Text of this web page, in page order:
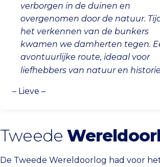
verborgen in de duinen en
overgenomen door de natuur.
het verkennen van de bunkers
kwamen we damherten tegen.
avontuurlijke route, ideaal voor
liefhebbers van natuur en
– Lieve –
Tweede
De Tweede Wereldoorlog had voor